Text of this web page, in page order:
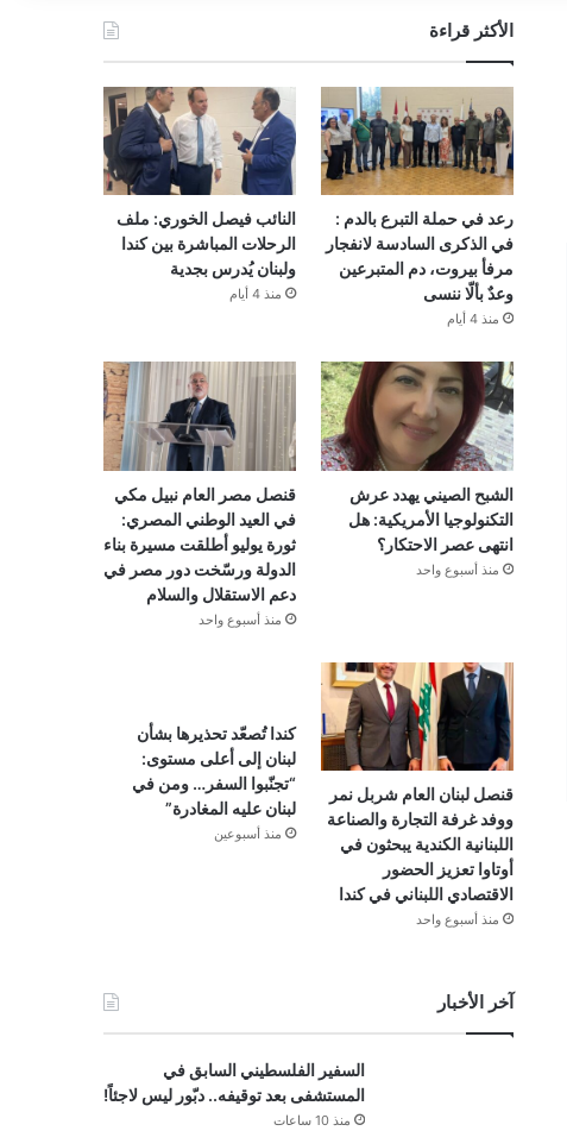
الأكثر قراءة
رعد في حملة التبرع بالدم :
في الذكرى السادسة لانفجار
مرفأ بيروت، دم المتبرعين
وعدٌ بألّا ننسى
منذ 4 أيام
النائب فيصل الخوري: ملف
الرحلات المباشرة بين كندا
ولبنان يُدرس بجدية
منذ 4 أيام
الشبح الصيني يهدد عرش
التكنولوجيا الأمريكية: هل
انتهى عصر الاحتكار؟
منذ أسبوع واحد
قنصل مصر العام نبيل مكي
في العيد الوطني المصري:
ثورة يوليو أطلقت مسيرة بناء
الدولة ورسّخت دور مصر في
دعم الاستقلال والسلام
منذ أسبوع واحد
قنصل لبنان العام شربل نمر
ووفد غرفة التجارة والصناعة
اللبنانية الكندية يبحثون في
أوتاوا تعزيز الحضور
الاقتصادي اللبناني في كندا
منذ أسبوع واحد
كندا تُصعّد تحذيرها بشأن
لبنان إلى أعلى مستوى:
“تجنّبوا السفر… ومن في
لبنان عليه المغادرة”
منذ أسبوعين
آخر الأخبار
السفير الفلسطيني السابق في
المستشفى بعد توقيفه.. دبّور ليس لاجئاً!
منذ 10 ساعات